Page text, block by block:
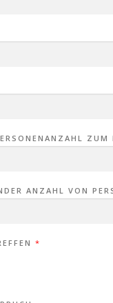
ZUM
ANZAHL VON
*